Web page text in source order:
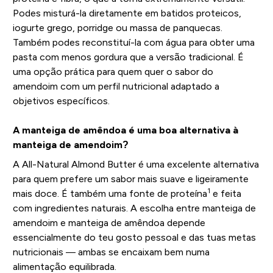
Podes misturá-la diretamente em batidos proteicos,
iogurte grego, porridge ou massa de panquecas.
Também podes reconstituí-la com água para obter uma
pasta com menos gordura que a versão tradicional. É
uma opção prática para quem quer o sabor do
amendoim com um perfil nutricional adaptado a
objetivos específicos.
A manteiga de amêndoa é uma boa alternativa à
manteiga de amendoim?
A All-Natural Almond Butter é uma excelente alternativa
para quem prefere um sabor mais suave e ligeiramente
mais doce. É também uma fonte de proteína1 e feita
com ingredientes naturais. A escolha entre manteiga de
amendoim e manteiga de amêndoa depende
essencialmente do teu gosto pessoal e das tuas metas
nutricionais — ambas se encaixam bem numa
alimentação equilibrada.